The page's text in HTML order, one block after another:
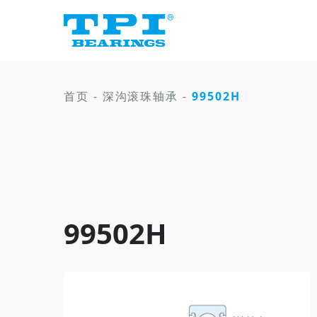
首页 - 深沟滚珠轴承 - 99502H
99502H